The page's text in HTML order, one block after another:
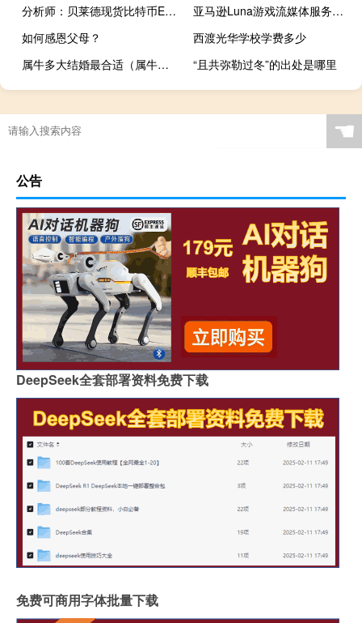
分析师：贝莱德现货比特币ETF已在DTCC备案 SEC或已批准该ETF
亚马逊Luna游戏流媒体服务评测
如何感恩父母？
西渡光华学校学费多少
属牛多大结婚最合适（属牛多大）
“且共弥勒过冬”的出处是哪里
☚
公告
DeepSeek全套部署资料免费下载
免费可商用字体批量下载